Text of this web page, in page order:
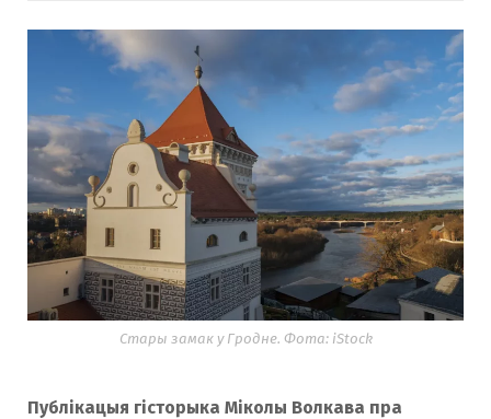
Стары замак у Гродне. Фота: iStock
Публікацыя гісторыка Міколы Волкава пра